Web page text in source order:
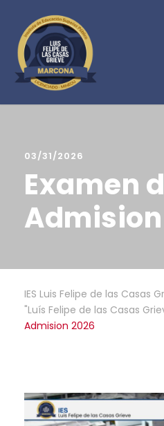
03/31/2026
Examen
IES Luis Felipe de las Casas
"Luís Felipe de las Casas
Admision 2026